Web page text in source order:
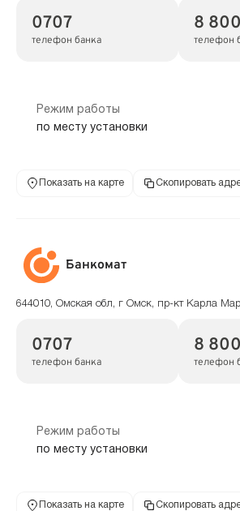
0707
телефон банка
8
телефон
Режим работы
по месту установки
Показать на карте Скопировать
Банкомат
644010, Омская обл, г Омск, пр-кт Карла
0707
телефон банка
8
телефон
Режим работы
по месту установки
Показать на карте Скопировать